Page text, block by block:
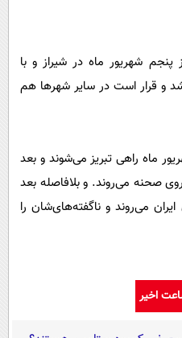
پنجم شهریور ماه در شیراز و با
و قرار است در سایر شهرها هم
گروه «ناگفته» 26 و 27 شهریور ماه راهی تبریز می‌شوند و بعد
روی صحنه می‌روند. و بلافاصله بعد
می‌روند و ناگفته‌های‌شان را
اخیر